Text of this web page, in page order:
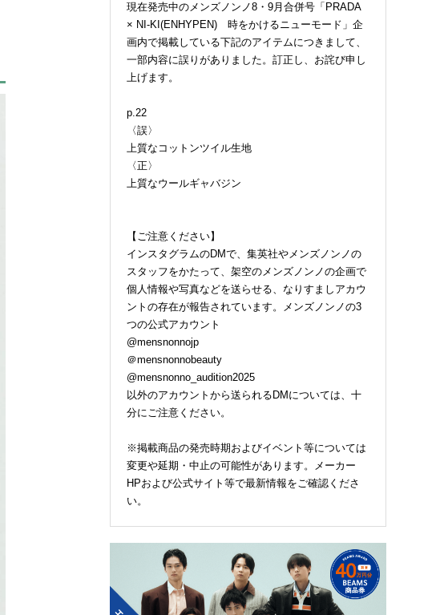
現在発売中のメンズノンノ8・9月合併号「PRADA
× NI-KI(ENHYPEN) 時をかけるニューモード」企
画内で掲載している下記のアイテムにつきまして、
一部内容に誤りがありました。訂正し、お詫び申し
上げます。
p.22
〈誤〉
上質なコットンツイル生地
〈正〉
上質なウールギャバジン
【ご注意ください】
インスタグラムのDMで、集英社やメンズノンノの
スタッフをかたって、架空のメンズノンノの企画で
個人情報や写真などを送らせる、なりすましアカウ
ントの存在が報告されています。メンズノンノの3
つの公式アカウント
@mensnonnojp
＠mensnonnobeauty
@mensnonno_audition2025
以外のアカウントから送られるDMについては、十
分にご注意ください。
※掲載商品の発売時期およびイベント等については
変更や延期・中止の可能性があります。メーカー
HPおよび公式サイト等で最新情報をご確認くださ
い。